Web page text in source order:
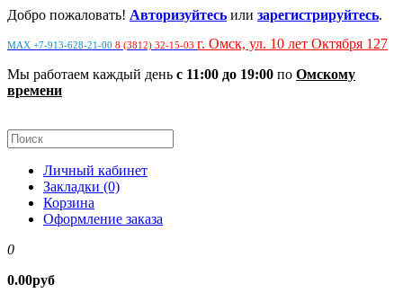
Добро пожаловать! Авторизуйтесь или зарегистрируйтесь.
MAX +7-913-628-21-00 8 (3812) 32-15-03 г. Омск, ул. 10 лет Октября 127
Мы работаем каждый день с 11:00 до 19:00 по Омскому
времени
Личный кабинет
Закладки (0)
Корзина
Оформление заказа
0
0.00руб